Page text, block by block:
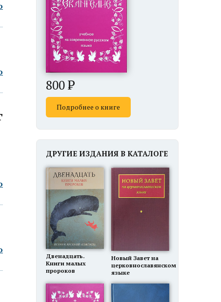
800
Подробнее о книге
ДРУГИЕ ИЗДАНИЯ В КАТАЛОГЕ
Двенадцать.
Книги малых
пророков
Новый Завет на
церковнославянском
языке